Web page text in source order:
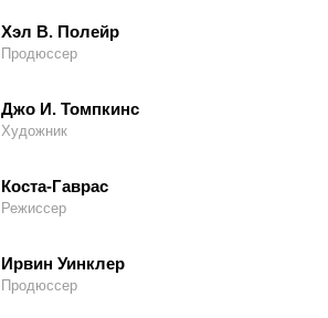
Кристофер Кубасик
Джек Экройд
Ховард Стори
Leslie Stolzenberger
Хэл В. Полейр
Продюссер
Джо И. Томпкинс
Художник
Коста-Гаврас
Режиссер
Ирвин Уинклер
Продюссер